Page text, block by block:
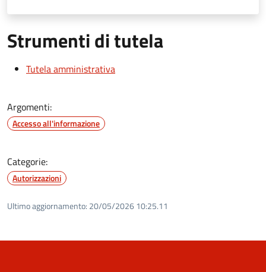
Strumenti di tutela
Tutela amministrativa
Argomenti:
Accesso all'informazione
Categorie:
Autorizzazioni
Ultimo aggiornamento: 20/05/2026 10:25.11